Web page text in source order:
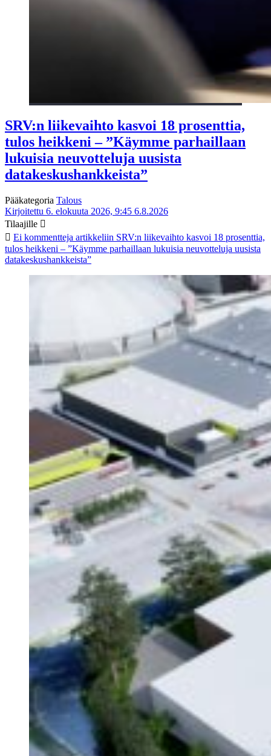
SRV:n liikevaihto kasvoi 18 prosenttia,
tulos heikkeni – ”Käymme parhaillaan
lukuisia neuvotteluja uusista
datakeskushankkeista”
Pääkategoria Talous
Kirjoitettu 6. elokuuta 2026, 9:45 6.8.2026
Tilaajille
Ei kommentteja artikkeliin SRV:n liikevaihto kasvoi 18 prosenttia,
tulos heikkeni – ”Käymme parhaillaan lukuisia neuvotteluja uusista
datakeskushankkeista”